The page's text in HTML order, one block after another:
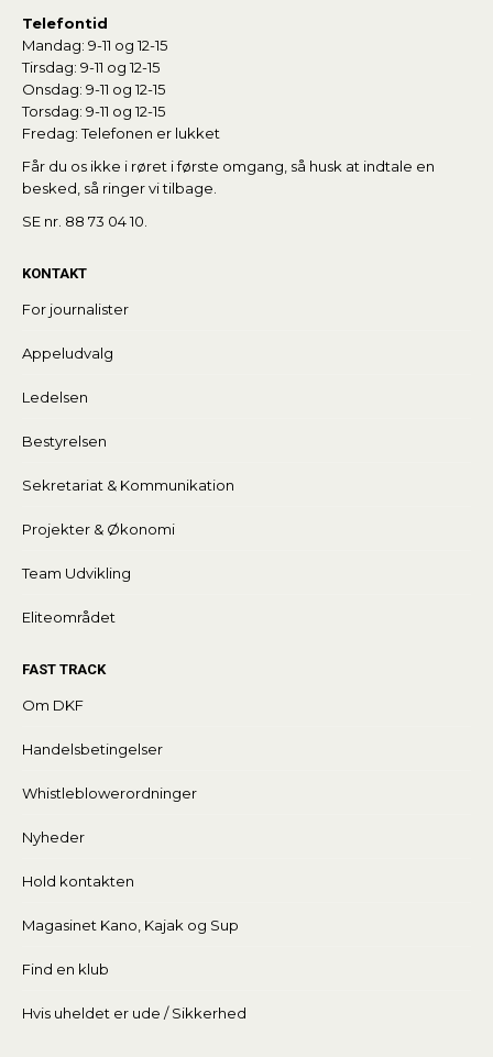
Telefontid
Mandag: 9-11 og 12-15
Tirsdag: 9-11 og 12-15
Onsdag: 9-11 og 12-15
Torsdag: 9-11 og 12-15
Fredag: Telefonen er lukket
Får du os ikke i røret i første omgang, så husk at indtale en
besked, så ringer vi tilbage.
SE nr. 88 73 04 10.
KONTAKT
For journalister
Appeludvalg
Ledelsen
Bestyrelsen
Sekretariat & Kommunikation
Projekter & Økonomi
Team Udvikling
Eliteområdet
FAST TRACK
Om DKF
Handelsbetingelser
Whistleblowerordninger
Nyheder
Hold kontakten
Magasinet Kano, Kajak og Sup
Find en klub
Hvis uheldet er ude / Sikkerhed